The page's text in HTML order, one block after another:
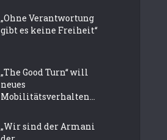
„Ohne Verantwortung
gibt es keine Freiheit“
„The Good Turn“ will
neues
Mobilitätsverhalten...
„Wir sind der Armani